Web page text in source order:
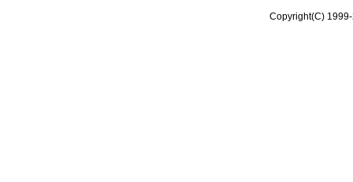
Copyright(C)